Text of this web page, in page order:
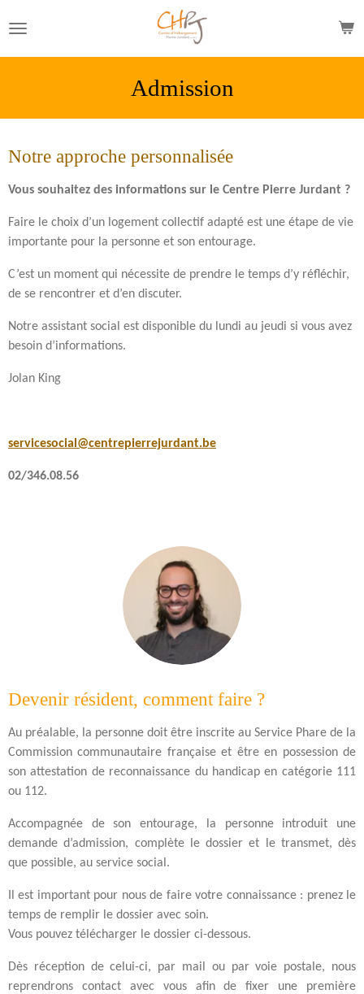
au
contenu
Admission
Notre approche personnalisée
Vous souhaitez des informations sur le Centre Pierre Jurdant ?
Faire le choix d’un logement collectif adapté est une étape de vie
importante pour la personne et son entourage.
C’est un moment qui nécessite de prendre le temps d’y réfléchir,
de se rencontrer et d’en discuter.
Notre assistant social est disponible du lundi au jeudi si vous avez
besoin d’informations.
Jolan King
servicesocial@centrepierrejurdant.be
02/346.08.56
Devenir résident, comment faire ?
Au préalable, la personne doit être inscrite au Service Phare de la
Commission communautaire française et être en possession de
son attestation de reconnaissance du handicap en catégorie 111
ou 112.
Accompagnée de son entourage, la personne introduit une
demande d’admission, complète le dossier et le transmet, dès
que possible, au service social.
Il est important pour nous de faire votre connaissance : prenez le
temps de remplir le dossier avec soin.
Vous pouvez télécharger le dossier ci-dessous.
Dès réception de celui-ci, par mail ou par voie postale, nous
reprendrons contact avec vous afin de fixer une première